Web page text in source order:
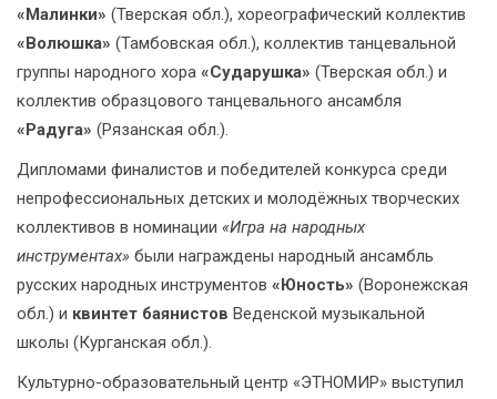
«Малинки» (Тверская обл.), хореографический коллектив
«Волюшка» (Тамбовская обл.), коллектив танцевальной
группы народного хора «Сударушка» (Тверская обл.) и
коллектив образцового танцевального ансамбля
«Радуга» (Рязанская обл.).
Дипломами финалистов и победителей конкурса среди
непрофессиональных детских и молодёжных творческих
коллективов в номинации «Игра на народных
инструментах» были награждены народный ансамбль
русских народных инструментов «Юность» (Воронежская
обл.) и квинтет баянистов Веденской музыкальной
школы (Курганская обл.).
Культурно-образовательный центр «ЭТНОМИР» выступил